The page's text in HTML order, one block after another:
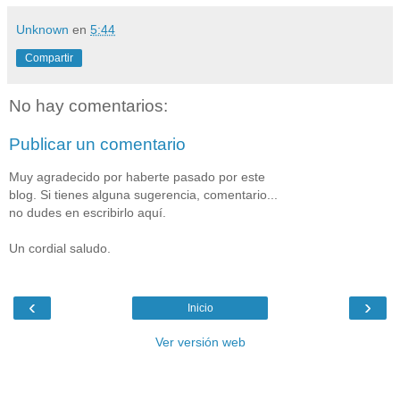
Unknown en 5:44
Compartir
No hay comentarios:
Publicar un comentario
Muy agradecido por haberte pasado por este
blog. Si tienes alguna sugerencia, comentario...
no dudes en escribirlo aquí.
Un cordial saludo.
‹ ›
Inicio
Ver versión web